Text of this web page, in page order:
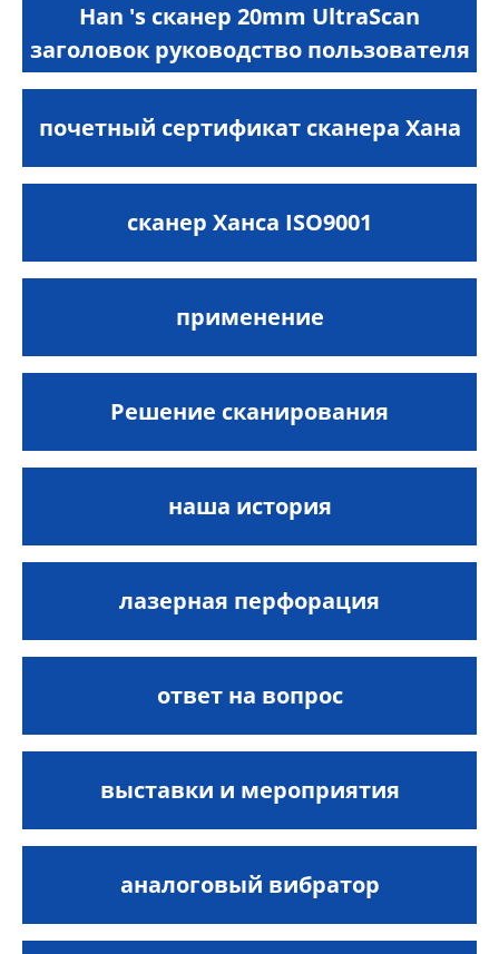
Han 's сканер 20mm UltraScan
заголовок руководство пользователя
почетный сертификат сканера Хана
сканер Ханса ISO9001
применение
Решение сканирования
наша история
лазерная перфорация
ответ на вопрос
выставки и мероприятия
аналоговый вибратор